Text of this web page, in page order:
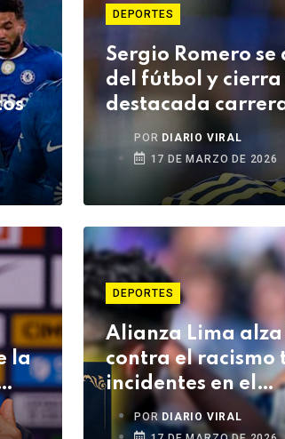
DEPORTES
Sergio Romero se
del fútbol y cierra
destacada
internacional
POR DIARIO VIRAL
17 DE MARZO DE 2026
la
DEPORTES
Alianza Lima alza
contra el racismo
incidentes en el
Monumental
POR DIARIO VIRAL